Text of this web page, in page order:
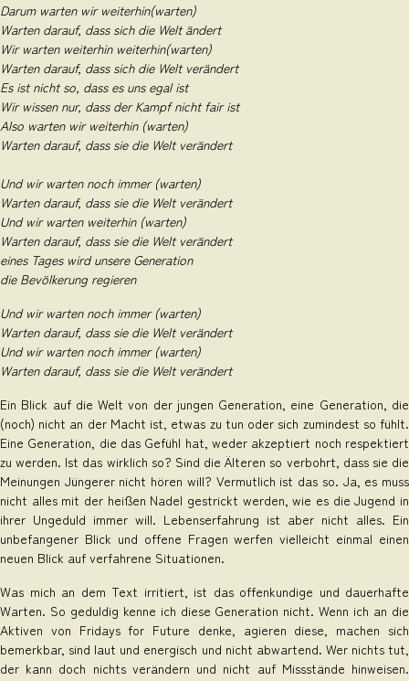
Darum warten wir weiterhin(warten)
Warten darauf, dass sich die Welt ändert
Wir warten weiterhin weiterhin(warten)
Warten darauf, dass sich die Welt verändert
Es ist nicht so, dass es uns egal ist
Wir wissen nur, dass der Kampf nicht fair ist
Also warten wir weiterhin (warten)
Warten darauf, dass sie die Welt verändert
Und wir warten noch immer (warten)
Warten darauf, dass sie die Welt verändert
Und wir warten weiterhin (warten)
Warten darauf, dass sie die Welt verändert
eines Tages wird unsere Generation
die Bevölkerung regieren
Und wir warten noch immer (warten)
Warten darauf, dass sie die Welt verändert
Und wir warten noch immer (warten)
Warten darauf, dass sie die Welt verändert
Ein Blick auf die Welt von der jungen Generation, eine Generation, die
(noch) nicht an der Macht ist, etwas zu tun oder sich zumindest so fühlt.
Eine Generation, die das Gefühl hat, weder akzeptiert noch respektiert
zu werden. Ist das wirklich so? Sind die Älteren so verbohrt, dass sie die
Meinungen Jüngerer nicht hören will? Vermutlich ist das so. Ja, es muss
nicht alles mit der heißen Nadel gestrickt werden, wie es die Jugend in
ihrer Ungeduld immer will. Lebenserfahrung ist aber nicht alles. Ein
unbefangener Blick und offene Fragen werfen vielleicht einmal einen
neuen Blick auf verfahrene Situationen.
Was mich an dem Text irritiert, ist das offenkundige und dauerhafte
Warten. So geduldig kenne ich diese Generation nicht. Wenn ich an die
Aktiven von Fridays for Future denke, agieren diese, machen sich
bemerkbar, sind laut und energisch und nicht abwartend. Wer nichts tut,
der kann doch nichts verändern und nicht auf Missstände hinweisen.